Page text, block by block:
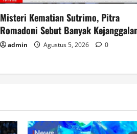
Misteri Kematian Sutrimo, Pitra
Romadoni Sebut Banyak
admin Agustus 5, 2026 0